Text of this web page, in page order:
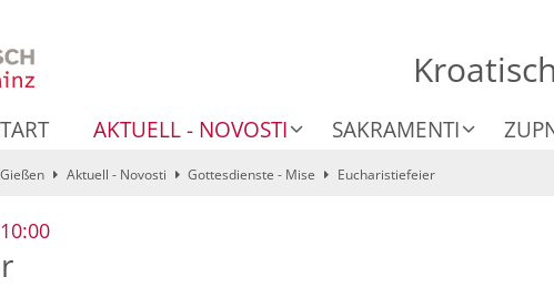
AKTUELL - NOVOSTI SAKRAMENTI
Aktuell - Novosti Gottesdienste - Mise Eucharistiefeier
: